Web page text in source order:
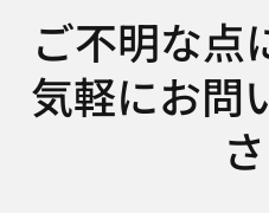
ご不明な点
気軽にお問